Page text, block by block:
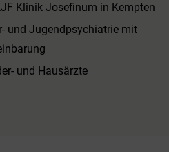
Klinik Josefinum in Kempten
und Jugendpsychiatrie mit
und Hausärzte